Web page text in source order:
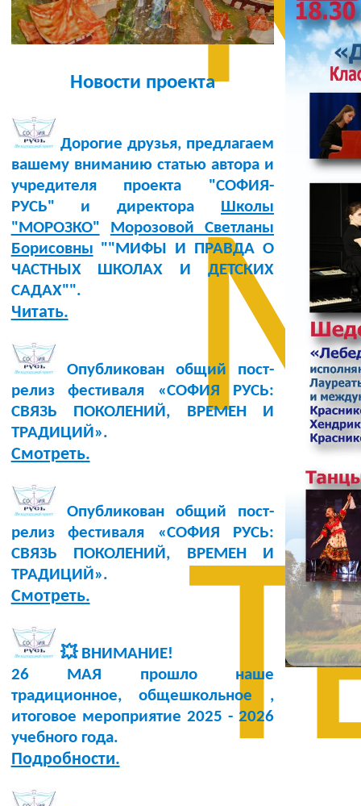
Новости проекта
Дорогие друзья, предлагаем
вашему вниманию статью автора и
учредителя проекта "СОФИЯ-
РУСЬ" и директора Школы
"МОРОЗКО"
Морозовой Светланы
Борисовны ""МИФЫ И ПРАВДА О
ЧАСТНЫХ ШКОЛАХ И ДЕТСКИХ
САДАХ"".
Читать.
Опубликован общий пост-
релиз фестиваля «СОФИЯ РУСЬ:
СВЯЗЬ ПОКОЛЕНИЙ, ВРЕМЕН И
ТРАДИЦИЙ».
Смотреть.
Опубликован общий пост-
релиз фестиваля «СОФИЯ РУСЬ:
СВЯЗЬ ПОКОЛЕНИЙ, ВРЕМЕН И
ТРАДИЦИЙ».
Смотреть.
💥 ВНИМАНИЕ!
26 МАЯ прошло наше
традиционное, общешкольное ,
итоговое мероприятие 2025 - 2026
учебного года.
Подробности.